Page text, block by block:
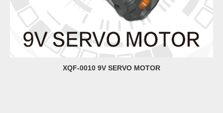
XQF-0010 9V SERVO MOTOR